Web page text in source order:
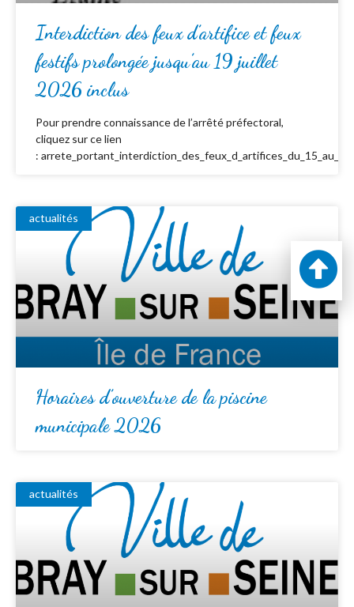
Interdiction des feux d’artifice et feux
festifs prolongée jusqu’au 19 juillet
2026 inclus
Pour prendre connaissance de l’arrêté préfectoral,
cliquez sur ce lien
:
actualités
Horaires d’ouverture de la piscine
municipale 2026
actualités